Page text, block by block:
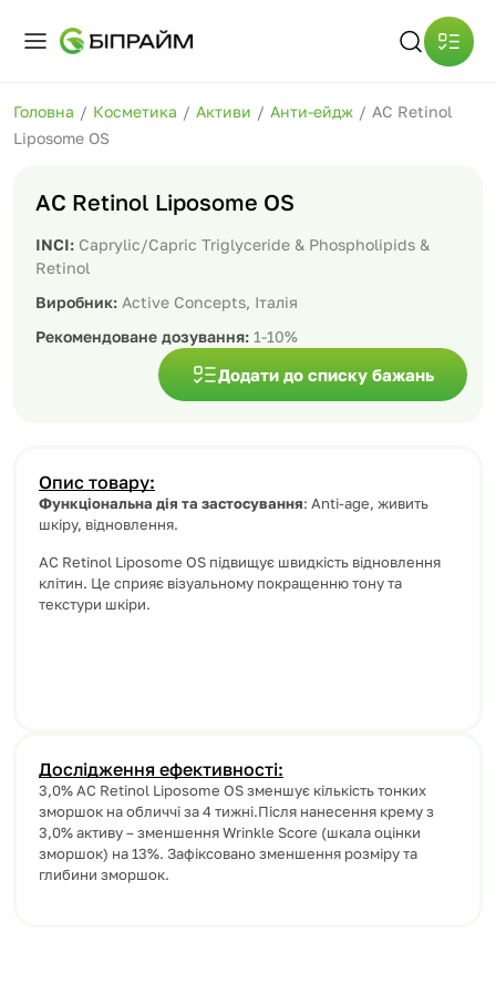
Головна / Косметика / Активи / Анти-ейдж / AC Retinol
Liposome OS
AC Retinol Liposome OS
INCI: Caprylic/Capric Triglyceride & Phospholipids &
Retinol
Виробник: Active Concepts, Італія
Рекомендоване дозування: 1-10%
Додати до списку бажань
Опис товару:
Функціональна дія та застосування: Anti-age, живить
шкіру, відновлення.
AC Retinol Liposome OS підвищує швидкість відновлення
клітин. Це сприяє візуальному покращенню тону та
текстури шкіри.
Дослідження ефективності:
3,0% AC Retinol Liposome OS зменшує кількість тонких
зморшок на обличчі за 4 тижні.Після нанесення крему з
3,0% активу – зменшення Wrinkle Score (шкала оцінки
зморшок) на 13%. Зафіксовано зменшення розміру та
глибини зморшок.